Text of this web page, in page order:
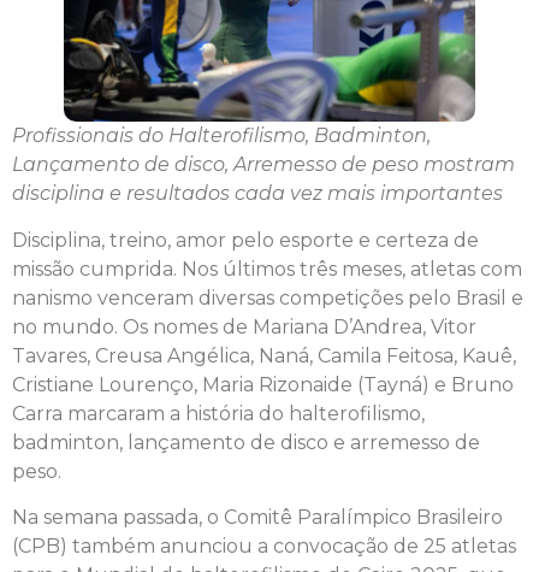
Profissionais do Halterofilismo, Badminton,
Lançamento de disco, Arremesso de peso mostram
disciplina e resultados cada vez mais importantes
Disciplina, treino, amor pelo esporte e certeza de
missão cumprida. Nos últimos três meses, atletas com
nanismo venceram diversas competições pelo Brasil e
no mundo. Os nomes de Mariana D’Andrea, Vitor
Tavares, Creusa Angélica, Naná, Camila Feitosa, Kauê,
Cristiane Lourenço, Maria Rizonaide (Tayná) e Bruno
Carra marcaram a história do halterofilismo,
badminton, lançamento de disco e arremesso de
peso.
Na semana passada, o Comitê Paralímpico Brasileiro
(CPB) também anunciou a convocação de 25 atletas